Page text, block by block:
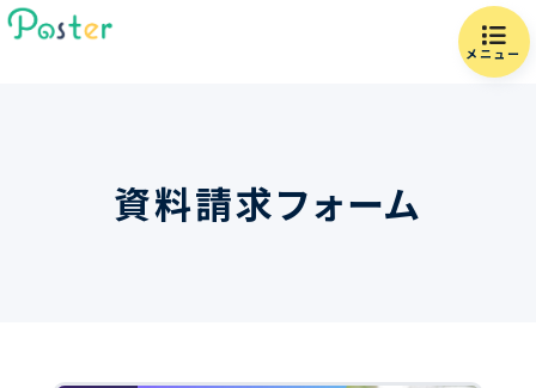
メニュー
資料請求フォーム